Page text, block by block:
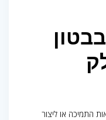
התמיכה או ליצור